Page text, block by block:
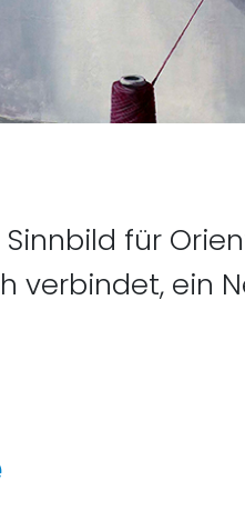
für
verbindet, ein